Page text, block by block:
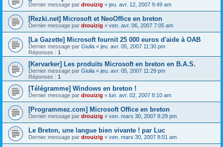
Dernier message par drouizig « jeu. avr. 12, 2007 9:49 am
[Rezki.net] Microsoft et NeoOffice en breton
Dernier message par drouizig « ven. avr. 06, 2007 7:05 am
[La Gazette] Microsoft fournit 25 000 euros d'aide à OAB
Dernier message par Giulia « jeu. avr. 05, 2007 11:30 pm
Réponses : 1
[Kervarker] Les produits Microsoft en breton en B.A.S.
Dernier message par Giulia « jeu. avr. 05, 2007 11:29 pm
Réponses : 1
[Télégramme] Windows en breton !
Dernier message par drouizig « lun. avr. 02, 2007 8:10 am
[Programmez.com] Microsoft Office en breton
Dernier message par drouizig « ven. mars 30, 2007 8:29 pm
Le Breton, une langue bien vivante ! par Luc
Dernier message par drouizig « ven. mars 30, 2007 8:01 am